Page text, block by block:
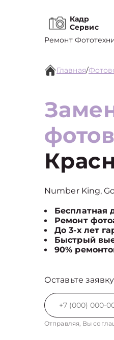
Кадр
Сервис
Ремонт
Главная/
Number King,
Бесплатная
Ремонт
До 3-х лет
Быстрый
90%
Оставьте
Отправляя, Вы